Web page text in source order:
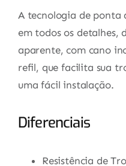
A tecnologia de ponta
em todos os detalhes,
aparente, com cano
refil, que facilita sua
uma fácil instalação.
Diferenciais
Resistência de